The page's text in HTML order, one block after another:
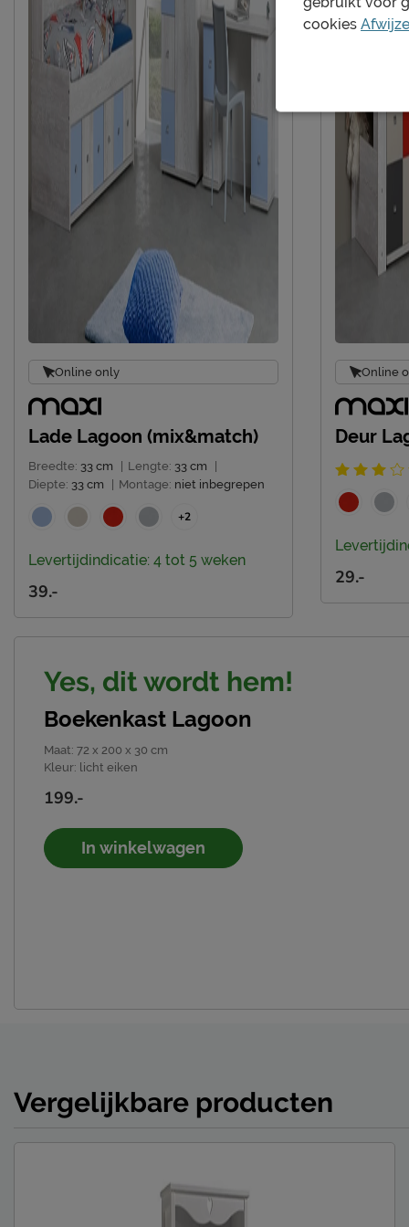
Online only
Lade Lagoon (mix&match)
Breedte: 33 cm Lengte: 33 cm
Diepte: 33 cm Montage: niet inbegrepen
+2
Levertijdindicatie: 4 tot 5 weken
39.-
Online
Deur
29.-
Yes, dit wordt hem!
Boekenkast Lagoon
Maat: 72 x 200 x 30 cm
Kleur: licht eiken
199.-
In winkelwagen
Vergelijkbare producten
cookies